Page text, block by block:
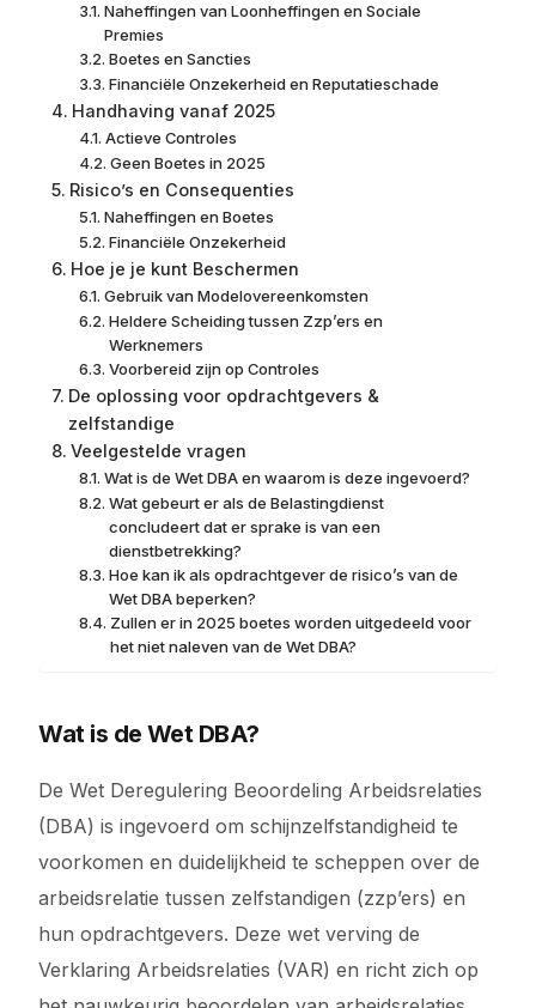
Naheffingen van Loonheffingen en Sociale
Premies
Boetes en Sancties
Financiële Onzekerheid en Reputatieschade
Handhaving vanaf 2025
Actieve Controles
Geen Boetes in 2025
Risico’s en Consequenties
Naheffingen en Boetes
Financiële Onzekerheid
Hoe je je kunt Beschermen
Gebruik van Modelovereenkomsten
Heldere Scheiding tussen Zzp’ers en
Werknemers
Voorbereid zijn op Controles
De oplossing voor opdrachtgevers &
zelfstandige
Veelgestelde vragen
Wat is de Wet DBA en waarom is deze ingevoerd?
Wat gebeurt er als de Belastingdienst
concludeert dat er sprake is van een
dienstbetrekking?
Hoe kan ik als opdrachtgever de risico’s van de
Wet DBA beperken?
Zullen er in 2025 boetes worden uitgedeeld voor
het niet naleven van de Wet DBA?
Wat is de Wet DBA?
De Wet Deregulering Beoordeling Arbeidsrelaties
(DBA) is ingevoerd om schijnzelfstandigheid te
voorkomen en duidelijkheid te scheppen over de
arbeidsrelatie tussen zelfstandigen (zzp’ers) en
hun opdrachtgevers. Deze wet verving de
Verklaring Arbeidsrelaties (VAR) en richt zich op